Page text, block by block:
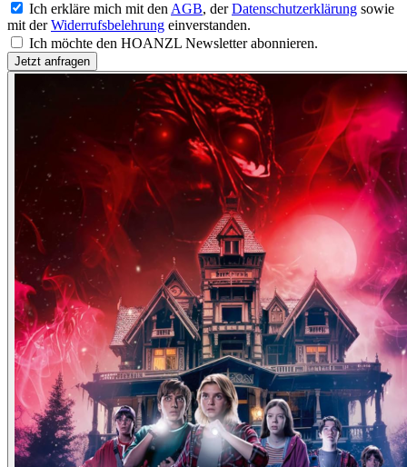
Ich erkläre mich mit den AGB, derDatenschutzerklärung sowie
mit derWiderrufsbelehrung einverstanden.
Ich möchte den HOANZL Newsletter abonnieren.